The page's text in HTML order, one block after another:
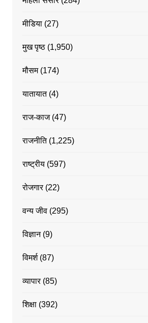
मीडिया(27)
मुख पृष्ठ(1,950)
मौसम(174)
यातायात(4)
राज-काज(47)
राजनीति(1,225)
राष्ट्रीय(597)
रोजगार(22)
वन्य जीव(295)
विज्ञान(9)
विमर्श(87)
व्यापार(85)
शिक्षा(392)